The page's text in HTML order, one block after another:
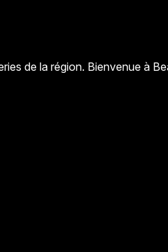
de la région. Bienvenue à